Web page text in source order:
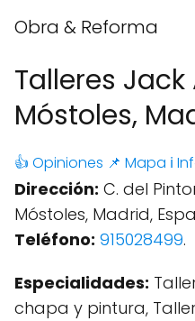
Obra & Reforma
Talleres
Móstoles,
👍 Opiniones 📌 Mapa ℹ️
Dirección: C. del
Móstoles, Madrid,
Teléfono: 915028499.
Especialidades:
chapa y pintura,